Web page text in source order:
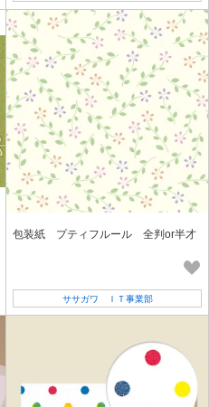
包装紙 プティフルール 全判or半才
ササガワ ＩＴ事業部